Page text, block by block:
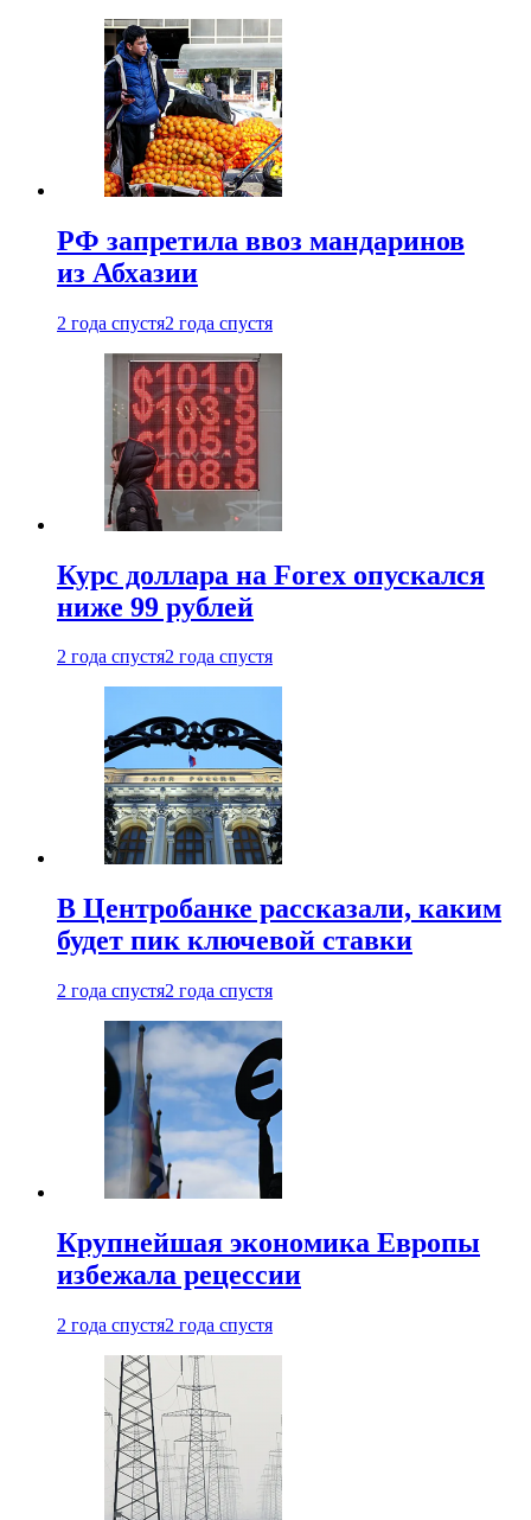
РФ запретила ввоз мандаринов
из Абхазии
2 года спустя2 года спустя
Курс доллара на Forex опускался
ниже 99 рублей
2 года спустя2 года спустя
В Центробанке рассказали, каким
будет пик ключевой ставки
2 года спустя2 года спустя
Крупнейшая экономика Европы
избежала рецессии
2 года спустя2 года спустя